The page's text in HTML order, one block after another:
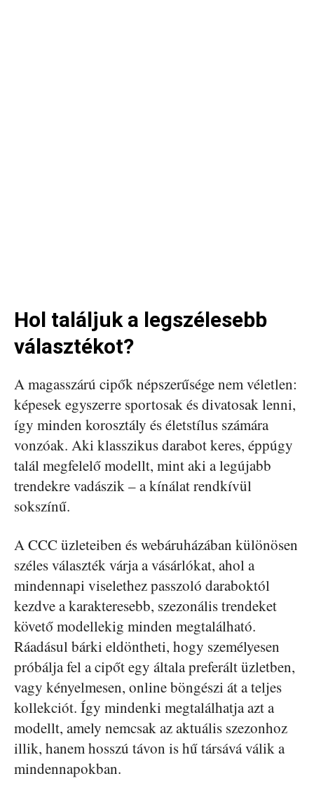
Hol találjuk a legszélesebb
választékot?
A magasszárú cipők népszerűsége nem véletlen:
képesek egyszerre sportosak és divatosak lenni,
így minden korosztály és életstílus számára
vonzóak. Aki klasszikus darabot keres, éppúgy
talál megfelelő modellt, mint aki a legújabb
trendekre vadászik – a kínálat rendkívül
sokszínű.
A CCC üzleteiben és webáruházában különösen
széles választék várja a vásárlókat, ahol a
mindennapi viselethez passzoló daraboktól
kezdve a karakteresebb, szezonális trendeket
követő modellekig minden megtalálható.
Ráadásul bárki eldöntheti, hogy személyesen
próbálja fel a cipőt egy általa preferált üzletben,
vagy kényelmesen, online böngészi át a teljes
kollekciót. Így mindenki megtalálhatja azt a
modellt, amely nemcsak az aktuális szezonhoz
illik, hanem hosszú távon is hű társává válik a
mindennapokban.